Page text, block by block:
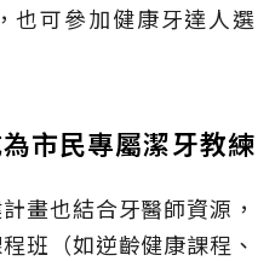
也可參加健康牙達人選
市民專屬潔牙教練
畫也結合牙醫師資源，
班（如逆齡健康課程、